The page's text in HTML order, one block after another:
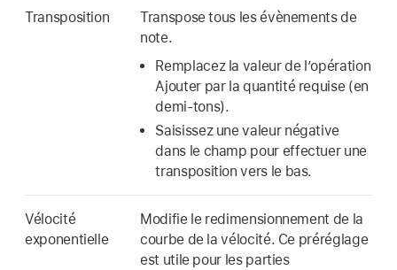
Transposition
Transpose tous les évènements de
note.
Remplacez la valeur de l’opération
Ajouter par la quantité requise (en
demi-tons).
Saisissez une valeur négative
dans le champ pour effectuer une
transposition vers le bas.
Vélocité
exponentielle
Modifie le redimensionnement de la
courbe de la vélocité. Ce préréglage
est utile pour les parties